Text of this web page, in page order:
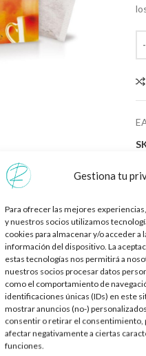
Gestiona tu
Para ofrecer las mejores
y nuestros socios utilizamos
cookies para almacenar y/o acceder a
información del dispositivo. La
estas tecnologías nos permitirá a
nuestros socios procesar datos
como el comportamiento de
identificaciones únicas (IDs) en este
mostrar anuncios (no-)
consentir o retirar el consentimiento,
afectar negativamente a ciertas
funciones.
INFORMACIÓN
FORMATO:
20 bolsitas filtro